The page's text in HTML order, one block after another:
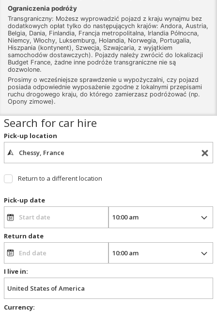
Ograniczenia podróży
Transgraniczny: Możesz wyprowadzić pojazd z kraju wynajmu bez
dodatkowych opłat tylko do następujących krajów: Andora, Austria,
Belgia, Dania, Finlandia, Francja metropolitalna, Irlandia Północna,
Niemcy, Włochy, Luksemburg, Holandia, Norwegia, Portugalia,
Hiszpania (kontynent), Szwecja, Szwajcaria, z wyjątkiem
samochodów dostawczych). Pojazdy należy zwrócić do lokalizacji
Budget France, żadne inne podróże transgraniczne nie są
dozwolone.
Prosimy o wcześniejsze sprawdzenie u wypożyczalni, czy pojazd
posiada odpowiednie wyposażenie zgodne z lokalnymi przepisami
ruchu drogowego kraju, do którego zamierzasz podróżować (np.
Opony zimowe).
Search for car hire
Pick-up location
Return to a different location
Pick-up date
Return date
I live in:
Currency: